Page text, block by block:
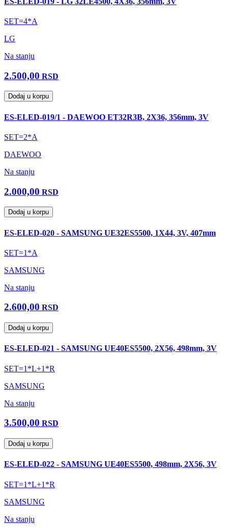
SET=4*A
LG
Na stanju
2.500,00 RSD
Dodaj u korpu
ES-ELED-019/1 - DAEWOO ET32R3B, 2X36, 356mm, 3V
SET=2*A
DAEWOO
Na stanju
2.000,00 RSD
Dodaj u korpu
ES-ELED-020 - SAMSUNG UE32ES5500, 1X44, 3V, 407mm
SET=1*A
SAMSUNG
Na stanju
2.600,00 RSD
Dodaj u korpu
ES-ELED-021 - SAMSUNG UE40ES5500, 2X56, 498mm, 3V
SET=1*L+1*R
SAMSUNG
Na stanju
3.500,00 RSD
Dodaj u korpu
ES-ELED-022 - SAMSUNG UE40ES5500, 498mm, 2X56, 3V
SET=1*L+1*R
SAMSUNG
Na stanju